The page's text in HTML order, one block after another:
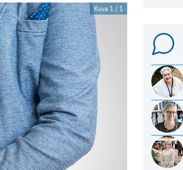
Kuva 1 / 1